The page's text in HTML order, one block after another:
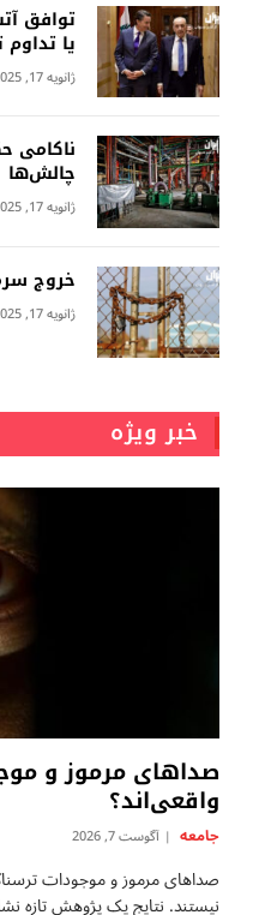
توافق
یا
ژانویه 17, 2025
ناکامی
چالش‌ها
ژانویه 17, 2025
خروج
ژانویه 17, 2025
خبر ویژه
صداهای مرموز و
واقعی‌اند؟
جامعه آگوست 7, 2026
صداهای مرموز و موجودات
نیستند. نتایج یک پژوهش تازه